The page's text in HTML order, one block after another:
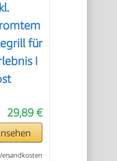
für
I
29,89 €